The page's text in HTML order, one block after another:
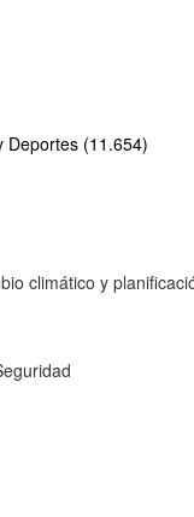
Deportes (11.654)
climático y